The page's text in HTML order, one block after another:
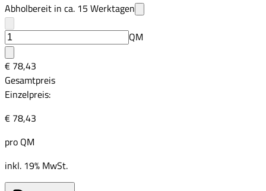
Abholbereit in ca. 15 Werktagen
QM
€ 78,43
Gesamtpreis
Einzelpreis:
€ 78,43
pro QM
inkl. 19% MwSt.